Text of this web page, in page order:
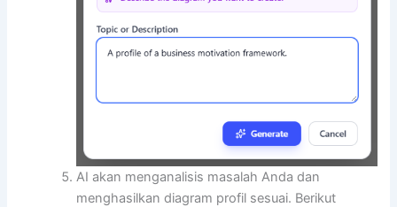
AI akan menganalisis masalah Anda dan
menghasilkan diagram profil sesuai. Berikut